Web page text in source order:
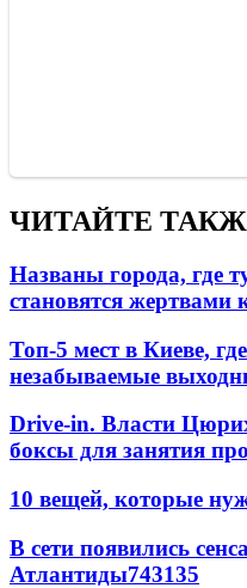
ЧИТАЙТЕ
Названы города, где
становятся
Топ-5 мест в Киеве,
незабываемые
Drive-in. Власти
боксы для занятия
10 вещей, которые
В сети появились
Атлантиды743135